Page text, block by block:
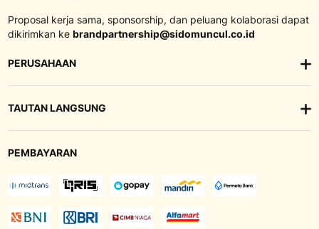
Proposal kerja sama, sponsorship, dan peluang kolaborasi dapat
dikirimkan ke brandpartnership@sidomuncul.co.id
PERUSAHAAN
TAUTAN LANGSUNG
PEMBAYARAN